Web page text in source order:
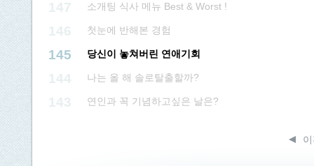
소개팅 식사 메뉴 Best & Worst !
첫눈에 반해본 경험
145 당신이 놓쳐버린 연애기회
나는 올 해 솔로탈출할까?
연인과 꼭 기념하고싶은 날은?